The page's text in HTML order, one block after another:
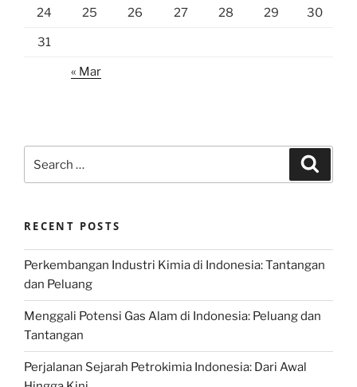
24 25 26 27 28 29 30
31
« Mar
for:
RECENT POSTS
Perkembangan Industri Kimia di Indonesia: Tantangan
dan Peluang
Menggali Potensi Gas Alam di Indonesia: Peluang dan
Tantangan
Perjalanan Sejarah Petrokimia Indonesia: Dari Awal